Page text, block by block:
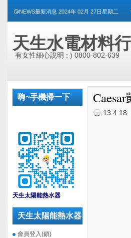
😘NEWS最新消息 2024年 02月 27日星期二
天生水電材料行
有女性細心說明 : ) 0800-802-639
嗨~手機掃一下
天生太陽能熱水器
天生太陽能熱水器
會員登入(鎖)
13.4.18